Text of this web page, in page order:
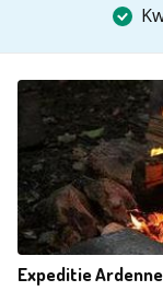
Expeditie